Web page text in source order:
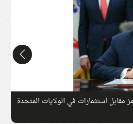
استثمارات في الولايات المتحدة